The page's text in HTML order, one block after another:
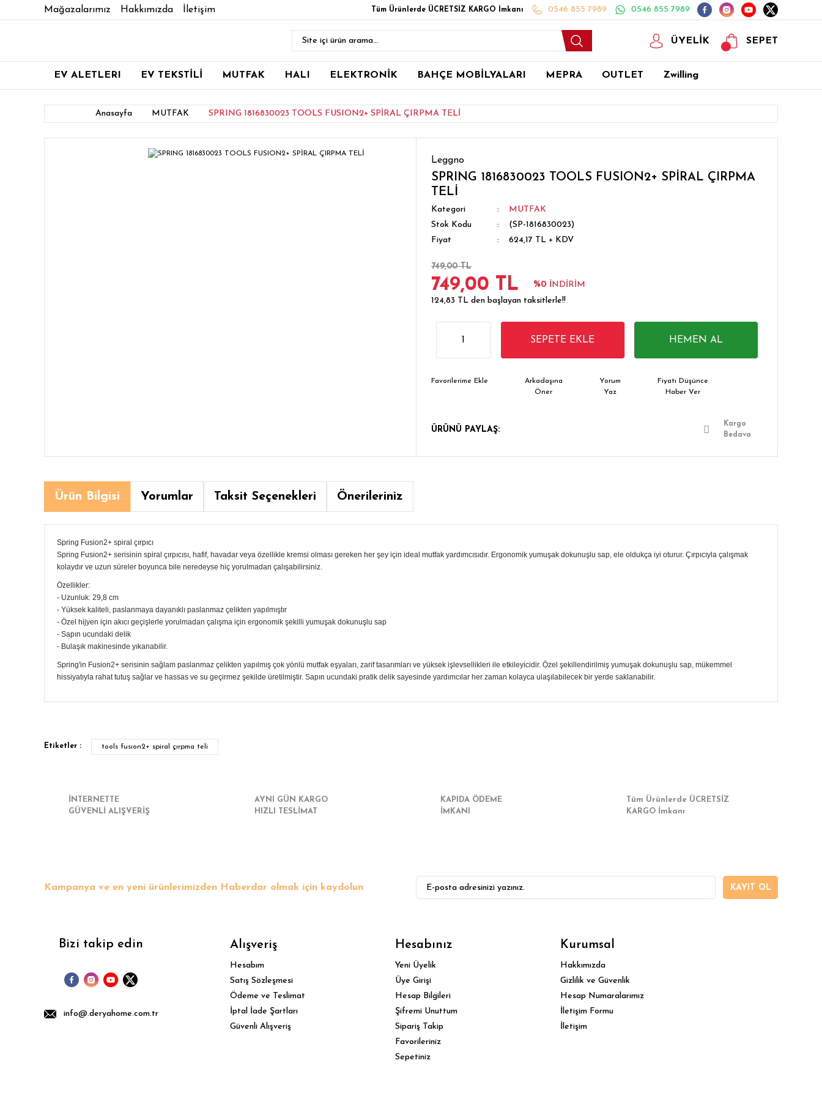
Mağazalarımız Hakkımızda İletişim Tüm Ürünlerde ÜCRETSİZ KARGO İmkanı 0546 855 7989 0546 855 7989
ÜYELİK SEPET
EV ALETLERI EV TEKSTİLİ MUTFAK HALI ELEKTRONİK BAHÇE MOBİLYALARI MEPRA OUTLET Zwilling
Anasayfa MUTFAK SPRING 1816830023 TOOLS FUSION2+ SPİRAL ÇIRPMA TELİ
Leggno
SPRING 1816830023 TOOLS FUSION2+ SPİRAL ÇIRPMA
TELİ
Kategori
MUTFAK
Stok Kodu
(SP-1816830023)
Fiyat
624,17 TL + KDV
749,00 TL
749,00 TL %0 İNDİRİM
124,83 TL den başlayan taksitlerle!!
SEPETE EKLE HEMEN AL
Arkadaşına
Öner
Yorum
Yaz
Fiyatı Düşünce
Haber Ver
ÜRÜNÜ PAYLAŞ:
Kargo
Bedava
Ürün Bilgisi Yorumlar Taksit Seçenekleri Önerileriniz
Spring Fusion2+ spiral çırpıcı
Spring Fusion2+ serisinin spiral çırpıcısı, hafif, havadar veya özellikle kremsi olması gereken her şey için ideal mutfak yardımcısıdır. Ergonomik yumuşak dokunuşlu sap, ele oldukça iyi oturur. Çırpıcıyla çalışmak
kolaydır ve uzun süreler boyunca bile neredeyse hiç yorulmadan çalışabilirsiniz.
Özellikler:
- Uzunluk: 29,8 cm
- Yüksek kaliteli, paslanmaya dayanıklı paslanmaz çelikten yapılmıştır
- Özel hijyen için akıcı geçişlerle yorulmadan çalışma için ergonomik şekilli yumuşak dokunuşlu sap
- Sapın ucundaki delik
- Bulaşık makinesinde yıkanabilir.
Spring'in Fusion2+ serisinin sağlam paslanmaz çelikten yapılmış çok yönlü mutfak eşyaları, zarif tasarımları ve yüksek işlevsellikleri ile etkileyicidir. Özel şekillendirilmiş yumuşak dokunuşlu sap, mükemmel
hissiyatıyla rahat tutuş sağlar ve hassas ve su geçirmez şekilde üretilmiştir. Sapın ucundaki pratik delik sayesinde yardımcılar her zaman kolayca ulaşılabilecek bir yerde saklanabilir.
Ürün bilgilerinde hatalar bulunuyor.
Ürün fiyatı diğer sitelerden daha pahalı.
Etiketler : tools fusıon2+ spiral çırpma teli
İNTERNETTE
GÜVENLİ ALIŞVERİŞ
AYNI GÜN KARGO
HIZLI TESLİMAT
KAPIDA ÖDEME
İMKANI
Tüm Ürünlerde ÜCRETSİZ
KARGO İmkanı
Kampanya ve en yeni ürünlerimizden Haberdar olmak için kaydolun KAYIT OL
Bizi takip edin
info@.deryahome.com.tr
Alışveriş
Hesabım
Satış Sözleşmesi
Ödeme ve Teslimat
İptal İade Şartları
Güvenli Alışveriş
Hesabınız
Yeni Üyelik
Üye Girişi
Hesap Bilgileri
Şifremi Unuttum
Sipariş Takip
Favorileriniz
Sepetiniz
Kurumsal
Hakkımızda
Gizlilik ve Güvenlik
Hesap Numaralarımız
İletişim Formu
İletişim